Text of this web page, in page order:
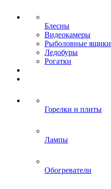
Блесны
Видеокамеры
Рыболовные ящики
Ледобуры
Рогатки
Горелки и плиты
Лампы
Обогреватели